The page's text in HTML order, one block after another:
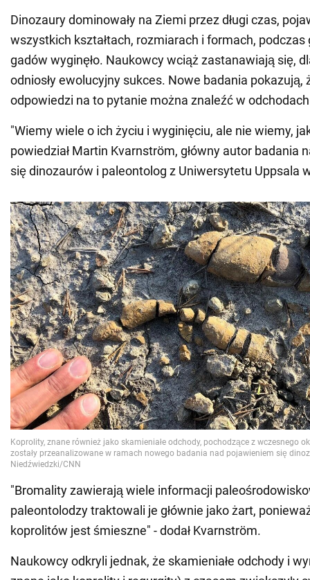
Dinozaury dominowały na Ziemi przez długi czas,
wszystkich kształtach, rozmiarach i formach, podczas
gadów wyginęło. Naukowcy wciąż zastanawiają się,
odniosły ewolucyjny sukces. Nowe badania pokazują,
odpowiedzi na to pytanie można znaleźć w
"Wiemy wiele o ich życiu i wyginięciu, ale nie wiemy,
powiedział Martin Kvarnström, główny autor badania
się dinozaurów i paleontolog z Uniwersytetu Uppsala
"Bromality zawierają wiele informacji
paleontolodzy traktowali je głównie jako żart,
koprolitów jest śmieszne" - dodał Kvarnström.
Naukowcy odkryli jednak, że skamieniałe odchody i